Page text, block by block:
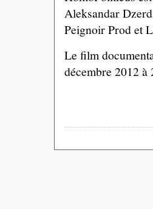
Aleksandar
Peignoir Prod et
Le film
décembre 2012 à